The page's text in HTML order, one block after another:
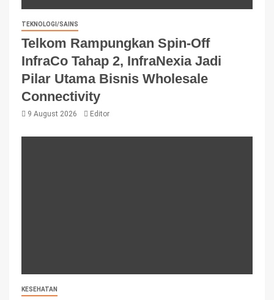
TEKNOLOGI/SAINS
Telkom Rampungkan Spin-Off
InfraCo Tahap 2, InfraNexia Jadi
Pilar Utama Bisnis Wholesale
Connectivity
9 August 2026 Editor
KESEHATAN